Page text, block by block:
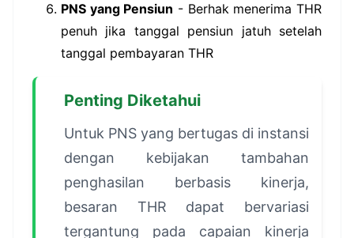
PNS yang Pensiun - Berhak menerima THR
penuh jika tanggal pensiun jatuh setelah
tanggal pembayaran THR
Penting Diketahui
Untuk PNS yang bertugas di instansi
dengan kebijakan tambahan
penghasilan berbasis kinerja,
besaran THR dapat bervariasi
tergantung pada capaian kinerja